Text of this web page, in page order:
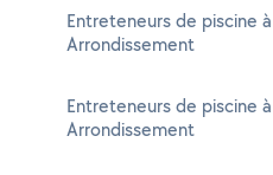
Entreteneurs de piscine
Arrondissement
Entreteneurs de piscine
Arrondissement